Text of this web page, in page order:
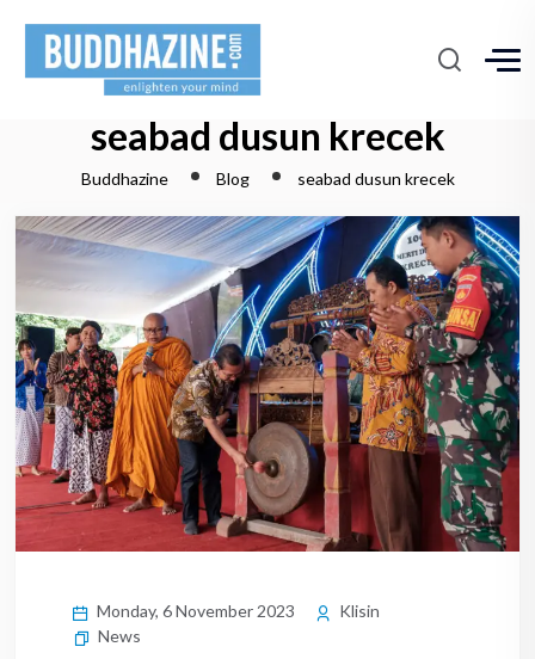
seabad dusun krecek
Buddhazine Blog seabad dusun krecek
Monday, 6 November 2023
Klisin
News